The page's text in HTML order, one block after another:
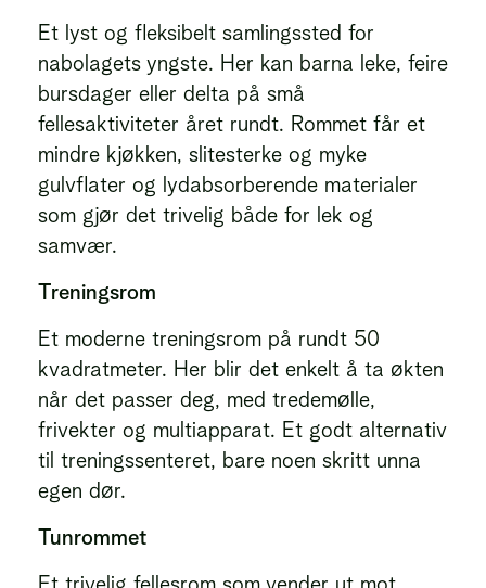
Et lyst og fleksibelt samlingssted for
nabolagets yngste. Her kan barna leke, feire
bursdager eller delta på små
fellesaktiviteter året rundt. Rommet får et
mindre kjøkken, slitesterke og myke
gulvflater og lydabsorberende materialer
som gjør det trivelig både for lek og
samvær.
Treningsrom
Et moderne treningsrom på rundt 50
kvadratmeter. Her blir det enkelt å ta økten
når det passer deg, med tredemølle,
frivekter og multiapparat. Et godt alternativ
til treningssenteret, bare noen skritt unna
egen dør.
Tunrommet